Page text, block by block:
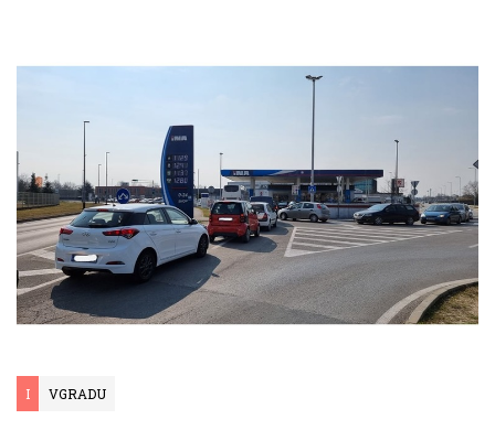
I VGRADU